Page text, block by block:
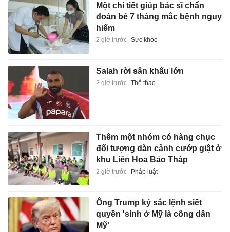
Một chi tiết giúp bác sĩ chẩn
đoán bé 7 tháng mắc bệnh nguy
hiểm
2 giờ trước Sức khỏe
Salah rời sân khấu lớn
2 giờ trước Thể thao
Thêm một nhóm có hàng chục
đối tượng dàn cảnh cướp giật ở
khu Liên Hoa Bảo Tháp
2 giờ trước Pháp luật
Ông Trump ký sắc lệnh siết
quyền 'sinh ở Mỹ là công dân
Mỹ'